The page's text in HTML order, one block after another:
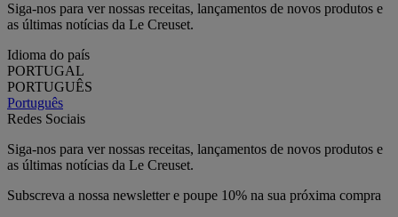
Siga-nos para ver nossas receitas, lançamentos de novos produtos e
as últimas notícias da Le Creuset.
Idioma do país
PORTUGAL
PORTUGUÊS
Português
Redes Sociais
Siga-nos para ver nossas receitas, lançamentos de novos produtos e
as últimas notícias da Le Creuset.
Subscreva a nossa newsletter e poupe 10% na sua próxima compra